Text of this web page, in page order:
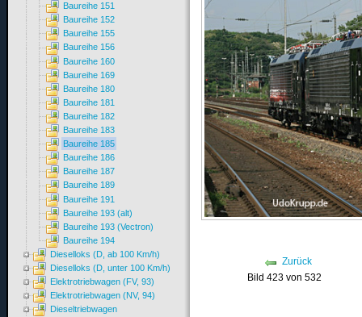
Zurück
Bild 423 von 532
Baureihe 151
Baureihe 152
Baureihe 155
Baureihe 156
Baureihe 160
Baureihe 169
Baureihe 180
Baureihe 181
Baureihe 182
Baureihe 183
Baureihe 185
Baureihe 186
Baureihe 187
Baureihe 189
Baureihe 191
Baureihe 193 (alt)
Baureihe 193 (Vectron)
Baureihe 194
Dieselloks (D, ab 100 Km/h)
Dieselloks (D, unter 100 Km/h)
Elektrotriebwagen (FV, 93)
Elektrotriebwagen (NV, 94)
Dieseltriebwagen